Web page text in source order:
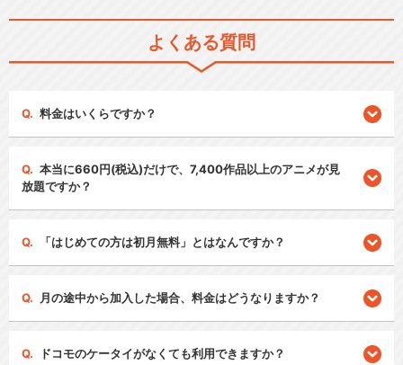
よくある質問
料金はいくらですか？
本当に660円(税込)だけで、7,400作品以上のアニメが見
放題ですか？
「はじめての方は初月無料」とはなんですか？
月の途中から加入した場合、料金はどうなりますか？
ドコモのケータイがなくても利用できますか？